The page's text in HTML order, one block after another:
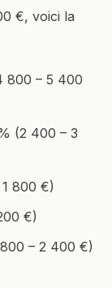
€, voici la
800 – 5 400
(2 400 – 3
1 800 €)
€)
– 2 400 €)